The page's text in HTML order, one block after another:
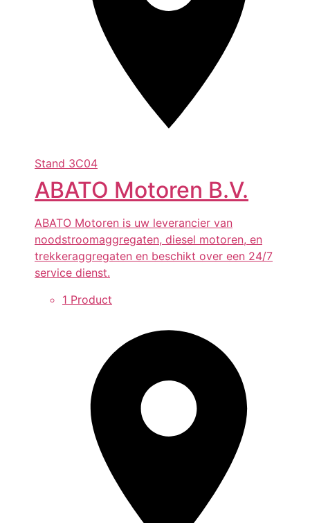
Stand 3C04
ABATO Motoren B.V.
ABATO Motoren is uw leverancier van
noodstroomaggregaten, diesel motoren, en
trekkeraggregaten en beschikt over een 24/7
service dienst.
1 Product